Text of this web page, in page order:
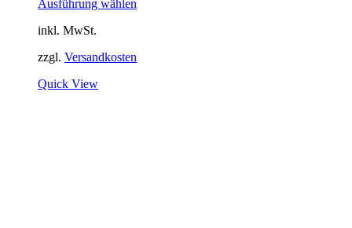
Ausführung wählen
inkl. MwSt.
zzgl. Versandkosten
Quick View